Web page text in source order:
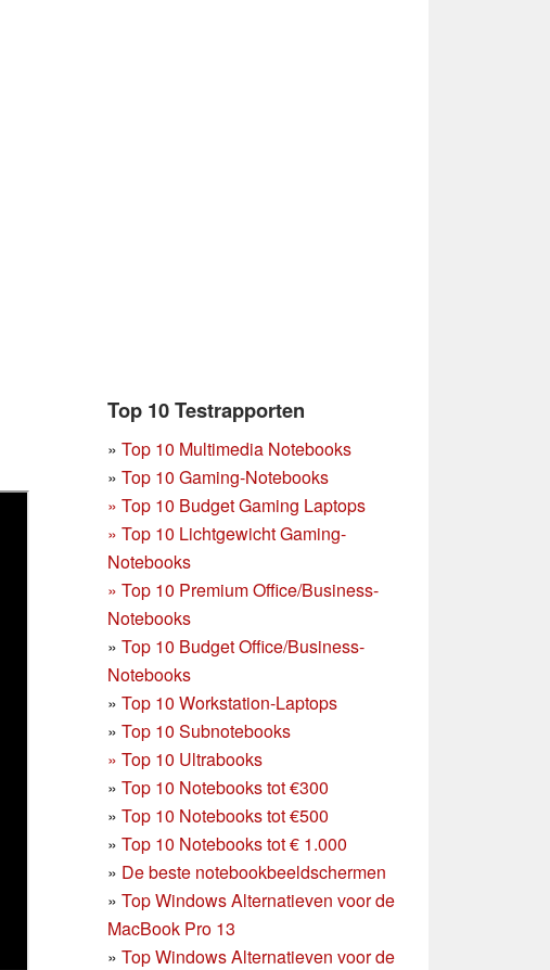
Top 10 Testrapporten
» Top 10 Multimedia Notebooks
» Top 10 Gaming-Notebooks
» Top 10 Budget Gaming Laptops
» Top 10 Lichtgewicht Gaming-
Notebooks
» Top 10 Premium Office/Business-
Notebooks
» Top 10 Budget Office/Business-
Notebooks
» Top 10 Workstation-Laptops
» Top 10 Subnotebooks
» Top 10 Ultrabooks
» Top 10 Notebooks tot €300
» Top 10 Notebooks tot €500
» Top 10 Notebooks tot € 1.000
» De beste notebookbeeldschermen
» Top Windows Alternatieven voor de
MacBook Pro 13
» Top Windows Alternatieven voor de